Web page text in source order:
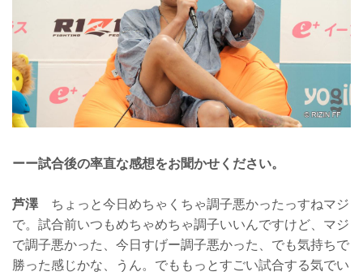
ーー試合後の率直な感想をお聞かせください。
芦澤ちょっと今日めちゃくちゃ調子悪かったっすねマジ
で。試合前いつもめちゃめちゃ調子いいんですけど、マジ
で調子悪かった、今日すげー調子悪かった、でも気持ちで
勝った感じかな、うん。でももっとすごい試合する気でい